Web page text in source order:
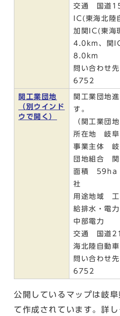
交通 国道
IC(東海北
加関IC(東海
4.0km、関
8.0km
問い合わ
6752
関工業団地
（別ウインド
ウで開く）
関工業団地
す。
（関工業団
所在地 岐阜
事業主体 岐
団地組合 関
面積 59ha
社
用途地域 工
給排水・電
中部電力
交通 国道
海北陸自動
問い合わ
6752
公開しているマップは岐
て作成されています。詳